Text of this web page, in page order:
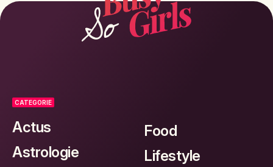
CATEGORIE
Actus
Astrologie
Food
Lifestyle